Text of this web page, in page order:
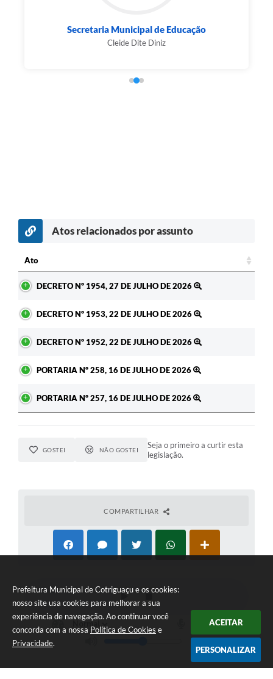
Prefeitura Municipal de Cotriguaçu e os cookies:
nosso site usa cookies para melhorar a sua
experiência de navegação. Ao continuar você
concorda com a nossa Política de Cookies e
Privacidade.
ACEITAR
PERSONALIZAR
Secretaria Municipal de Educação
Cleide Dite Diniz
Atos relacionados por assunto
Ato
DECRETO Nº 1954, 27 DE JULHO DE 2026
DECRETO Nº 1953, 22 DE JULHO DE 2026
DECRETO Nº 1952, 22 DE JULHO DE 2026
PORTARIA Nº 258, 16 DE JULHO DE 2026
PORTARIA Nº 257, 16 DE JULHO DE 2026
GOSTEI NÃO GOSTEI
Seja o primeiro a curtir esta
legislação.
COMPARTILHAR